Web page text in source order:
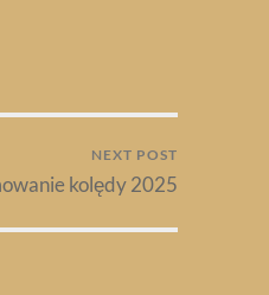
NEXT POST
kolędy 2025